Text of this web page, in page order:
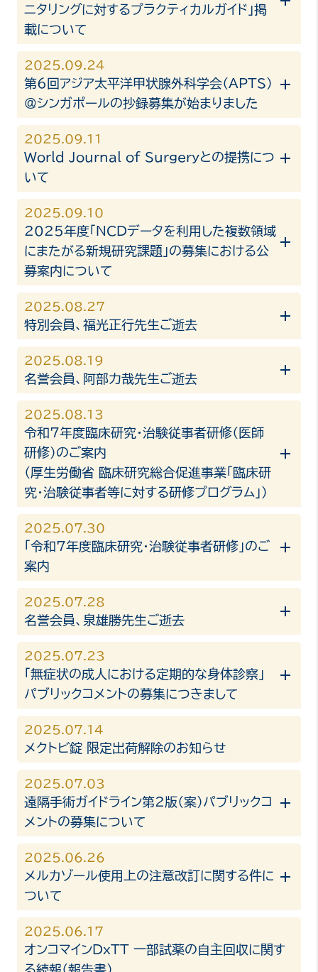
ニタリングに対するプラクティカルガイド」掲
載について
2025.09.24
第6回アジア太平洋甲状腺外科学会（APTS）
＠シンガポールの抄録募集が始まりました
2025.09.11
World Journal of Surgeryとの提携につ
いて
2025.09.10
2025年度「NCDデータを利用した複数領域
にまたがる新規研究課題」の募集における公
募案内について
2025.08.27
特別会員、福光正行先生ご逝去
2025.08.19
名誉会員、阿部力哉先生ご逝去
2025.08.13
令和7年度臨床研究・治験従事者研修（医師
研修）のご案内
（厚生労働省 臨床研究総合促進事業「臨床研
究・治験従事者等に対する研修プログラム」）
2025.07.30
「令和7年度臨床研究・治験従事者研修」のご
案内
2025.07.28
名誉会員、泉雄勝先生ご逝去
2025.07.23
「無症状の成人における定期的な身体診察」
パブリックコメントの募集につきまして
2025.07.14
メクトビ錠 限定出荷解除のお知らせ
2025.07.03
遠隔手術ガイドライン第2版（案）パブリックコ
メントの募集について
2025.06.26
メルカゾール使用上の注意改訂に関する件に
ついて
2025.06.17
オンコマインDxTT 一部試薬の自主回収に関す
る続報（報告書）